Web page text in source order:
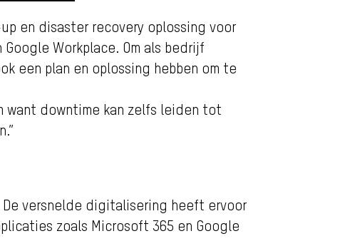
en disaster recovery oplossing voor
Workplace. Om als bedrijf
een plan en oplossing hebben om te
want downtime kan zelfs leiden tot
versnelde digitalisering heeft ervoor
zoals Microsoft 365 en Google